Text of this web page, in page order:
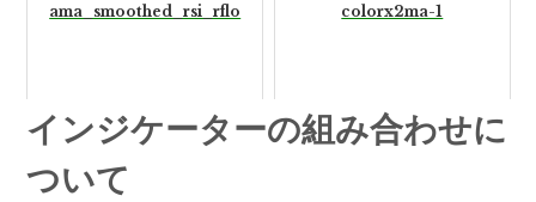
ama_smoothed_rsi_rflo colorx2ma-1
インジケーターの組み合わせに
ついて